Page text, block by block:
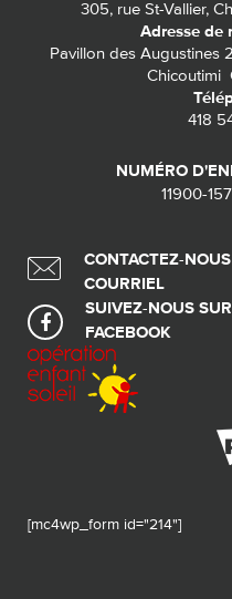
305, rue St-Vallier,
Adresse de
Pavillon des Augustines
Chicoutimi
418
NUMÉRO
11900-
CONTACTEZ-
COURRIEL
SUIVEZ-NOUS SUR
FACEBOOK
[mc4wp_form id="214"]